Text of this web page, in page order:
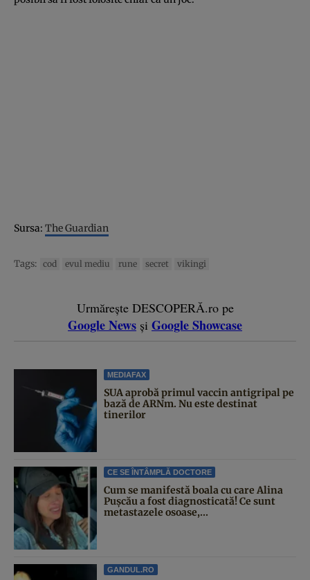
Sursa: The Guardian
Tags: cod evul mediu rune secret vikingi
Urmărește DESCOPERĂ.ro pe
Google News și Google Showcase
MEDIAFAX
SUA aprobă primul vaccin antigripal pe
bază de ARNm. Nu este destinat
tinerilor
CE SE ÎNTÂMPLĂ DOCTORE
Cum se manifestă boala cu care Alina
Pușcău a fost diagnosticată! Ce sunt
metastazele osoase,...
GANDUL.RO